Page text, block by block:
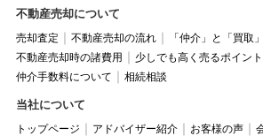
不動産売却について
売却査定 不動産売却の流れ
「仲介」と「買取
不動産売却時の諸費用
少しでも高く売るポイント
仲介手数料について
相続相談
当社について
トップページ アドバイザー紹介 お客様の声